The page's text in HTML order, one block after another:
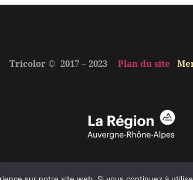
Tricolor © 2017 – 2023 Plan du site